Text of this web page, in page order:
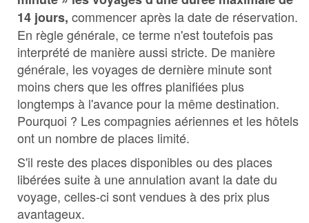
14 jours, commencer après la date de réservation.
En règle générale, ce terme n'est toutefois pas
interprété de manière aussi stricte. De manière
générale, les voyages de dernière minute sont
moins chers que les offres planifiées plus
longtemps à l'avance pour la même destination.
Pourquoi ? Les compagnies aériennes et les hôtels
ont un nombre de places limité.
S'il reste des places disponibles ou des places
libérées suite à une annulation avant la date du
voyage, celles-ci sont vendues à des prix plus
avantageux.